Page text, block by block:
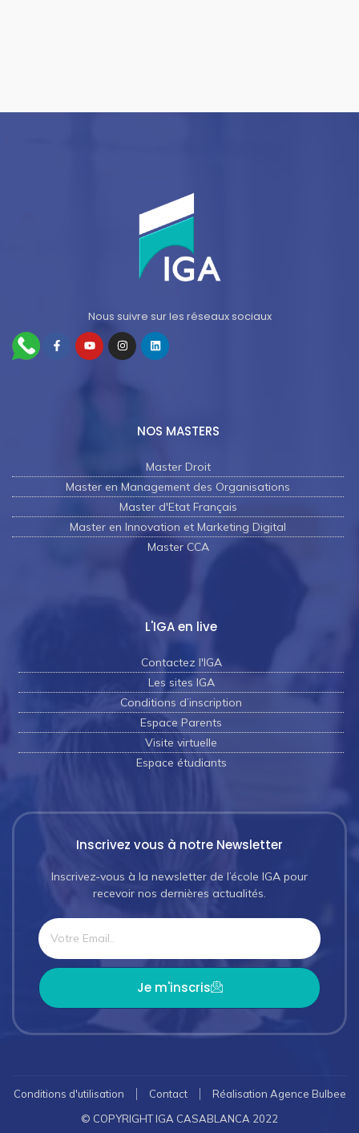
Nous suivre sur les réseaux sociaux
NOS MASTERS
Master Droit
Master en Management des Organisations
Master d'Etat Français
Master en Innovation et Marketing Digital
Master CCA
L'IGA en live
Contactez l'IGA
Les sites IGA
Conditions d’inscription
Espace Parents
Visite virtuelle
Espace étudiants
Inscrivez vous à notre Newsletter
Inscrivez-vous à la newsletter de l’école IGA pour
recevoir nos dernières actualités.
Je m'inscris
Conditions d'utilisation Contact
Réalisation Agence Bulbee
© COPYRIGHT IGA CASABLANCA 2022